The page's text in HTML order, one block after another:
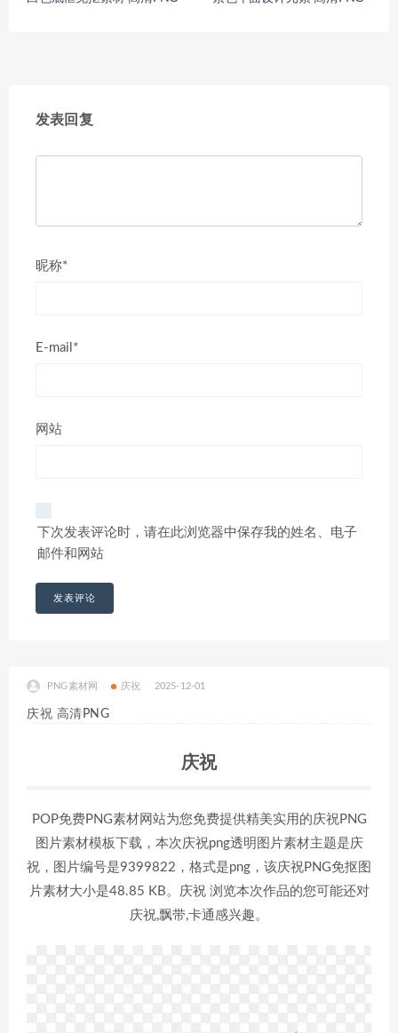
发表回复
昵称*
E-mail*
网站
下次发表评论时，请在此浏览器中保存我的姓名、电子
邮件和网站
PNG素材网 庆祝 2025-12-01
庆祝 高清PNG
庆祝
POP免费PNG素材网站为您免费提供精美实用的庆祝PNG
图片素材模板下载，本次庆祝png透明图片素材主题是庆
祝，图片编号是9399822，格式是png，该庆祝PNG免抠图
片素材大小是48.85 KB。庆祝 浏览本次作品的您可能还对
庆祝,飘带,卡通感兴趣。